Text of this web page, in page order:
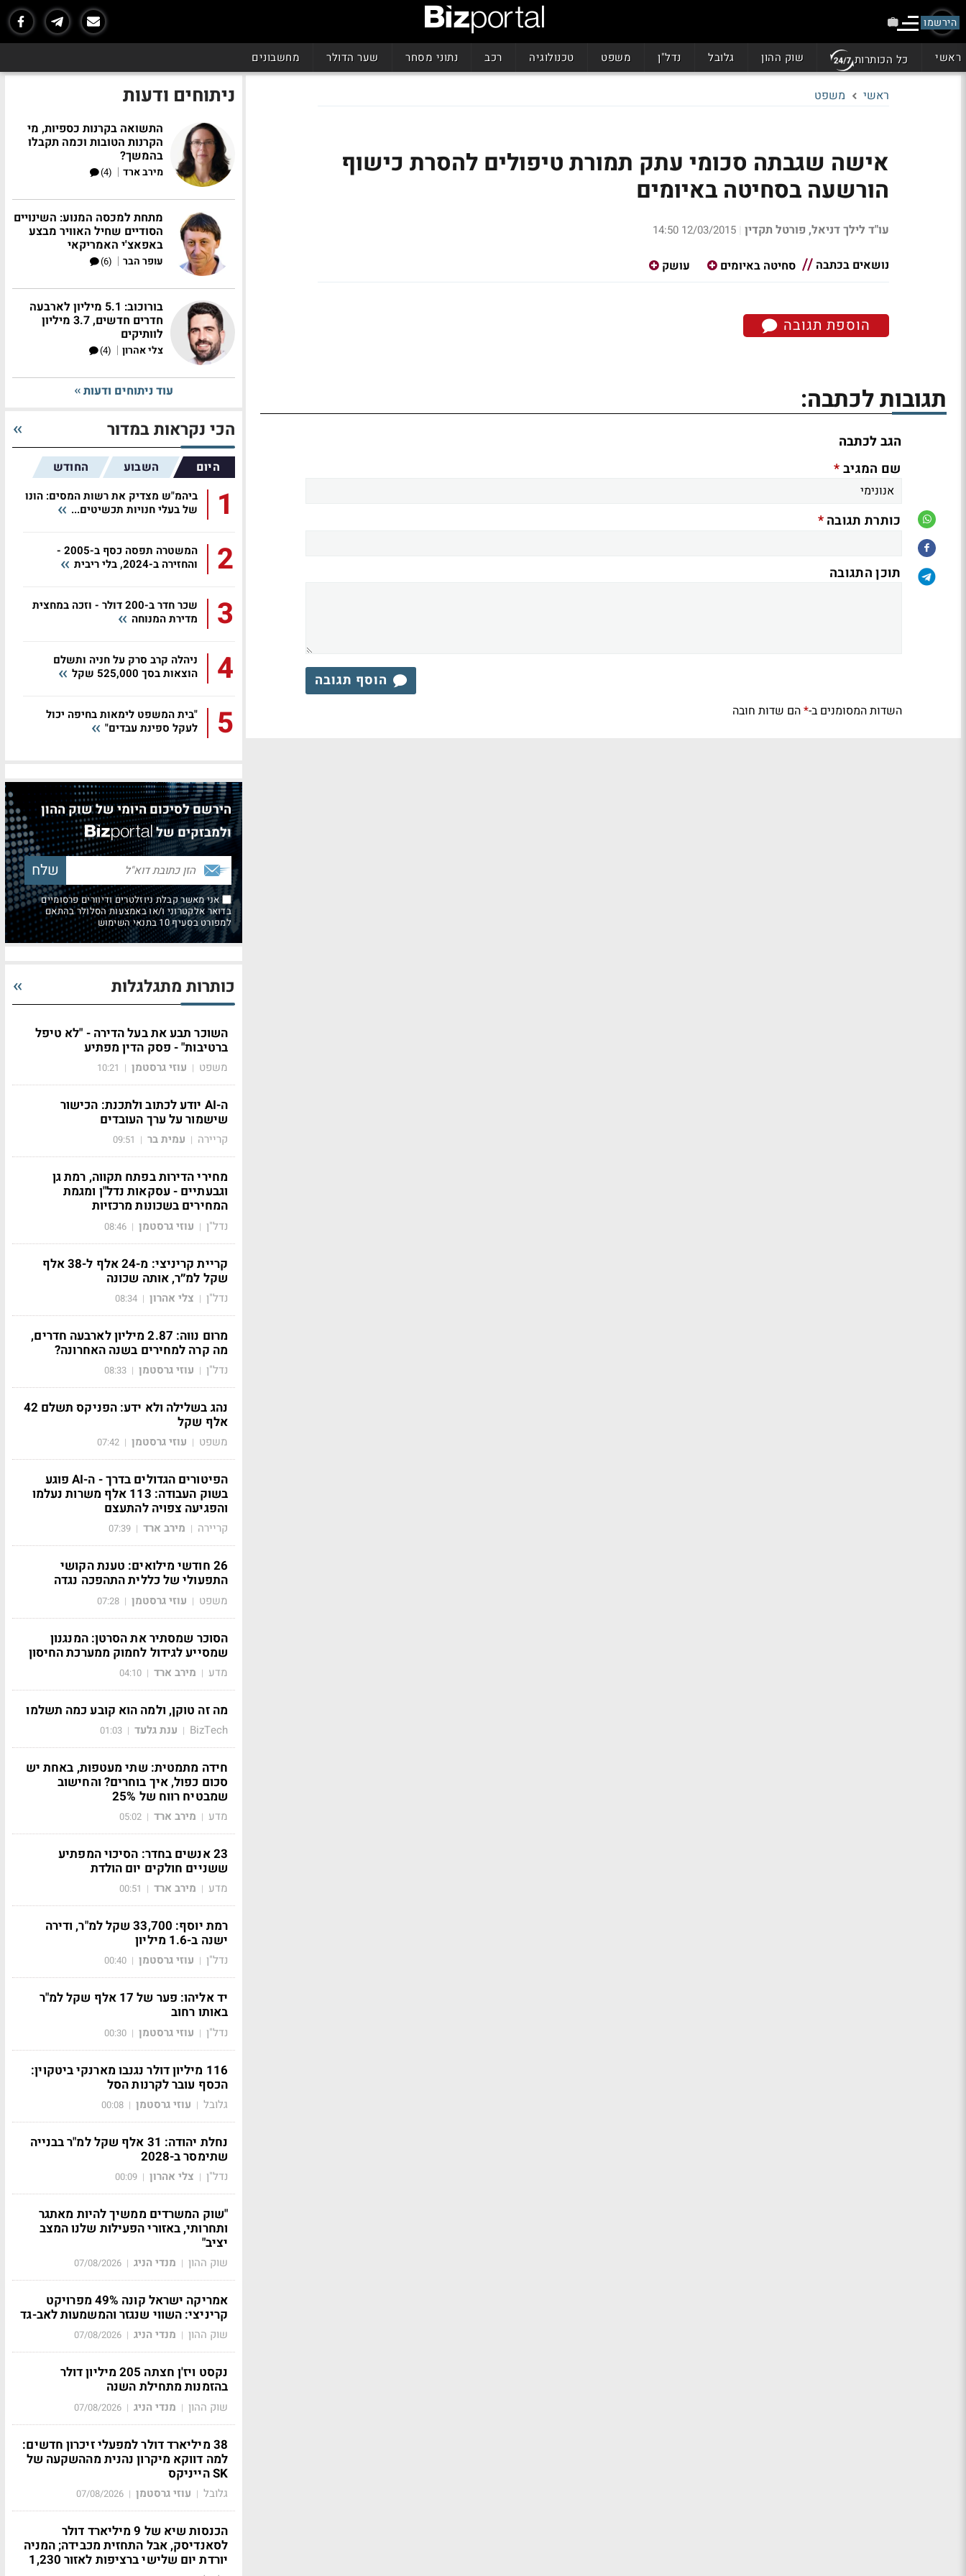
הירשמו
ראשי כל הכותרות שוק ההון גלובל נדל"ן משפט טכנולוגיה רכב נתוני מסחר שער הדולר מחשבונים
ראשי משפט
אישה שגבתה סכומי עתק תמורת טיפולים להסרת כישוף
הורשעה בסחיטה באיומים
עו"ד לילך דניאל, פורטל תקדין |
12/03/2015 14:50
נושאים בכתבה סחיטה באיומים עושק
הוספת תגובה
תגובות לכתבה:
הגב לכתבה
שם המגיב*
כותרת תגובה*
תוכן התגובה
הוסף תגובה
השדות המסומנים ב-*הם שדות חובה
ניתוחים ודעות
התשואה בקרנות כספיות, מי
הקרנות הטובות וכמה תקבלו
בהמשך?
מירב ארד |
(4)
מתחת למכסה המנוע: השינויים
הסודיים שחיל האוויר מבצע
באפאצ'י האמריקאי
עופר הבר |
(6)
בורוכוב: 5.1 מיליון לארבעה
חדרים חדשים, 3.7 מיליון
לוותיקים
צלי אהרון |
(4)
עוד ניתוחים ודעות
הכי נקראות במדור
היום השבוע החודש
1
ביהמ"ש מצדיק את רשות המסים: הונו
של בעלי חנויות תכשיטים...
2
המשטרה תפסה כסף ב-2005 -
והחזירה ב-2024, בלי ריבית
3
שכר חדר ב-200 דולר - וזכה במחצית
מדירת המנוחה
4
ניהלה קרב סרק על חניה ותשלם
הוצאות בסך 525,000 שקל
5
"בית המשפט לימאות בחיפה יכול
לעקל ספינת עבדים"
הירשם לסיכום היומי של שוק ההון
ולמבזקים של
אני מאשר קבלת ניוזלטרים ודיוורים פרסומיים
בדואר אלקטרוני ו/או באמצעות הסלולר בהתאם
למפורט בסעיף 10 בתנאי השימוש
כותרות מתגלגלות
השוכר תבע את בעל הדירה - "לא טיפל
ברטיבות" - פסק הדין מפתיע
משפט | עוזי גרסטמן |
10:21
ה-AI יודע לכתוב ולתכנת: הכישור
שישמור על ערך העובדים
קריירה | עמית בר |
09:51
מחירי הדירות בפתח תקווה, רמת גן
וגבעתיים - עסקאות נדל"ן ומגמת
המחירים בשכונות מרכזיות
נדל"ן | עוזי גרסטמן |
08:46
קריית קריניצי: מ-24 אלף ל-38 אלף
שקל למ״ר, אותה שכונה
נדל"ן | צלי אהרון |
08:34
מרום נווה: 2.87 מיליון לארבעה חדרים,
מה קרה למחירים בשנה האחרונה?
נדל"ן | עוזי גרסטמן |
08:33
נהג בשלילה ולא ידע: הפניקס תשלם 42
אלף שקל
משפט | עוזי גרסטמן |
07:42
הפיטורים הגדולים בדרך - ה-AI פוגע
בשוק העבודה: 113 אלף משרות נעלמו
והפגיעה צפויה להתעצם
קריירה | מירב ארד |
07:39
26 חודשי מילואים: טענת הקושי
התפעולי של כללית התהפכה נגדה
משפט | עוזי גרסטמן |
07:28
הסוכר שמסתיר את הסרטן: המנגנון
שמסייע לגידול לחמוק ממערכת החיסון
מדע | מירב ארד |
04:10
מה זה טוקן, ולמה הוא קובע כמה תשלמו
BizTech
| ענת גלעד |
01:03
חידה מתמטית: שתי מעטפות, באחת יש
סכום כפול, איך בוחרים? והחישוב
שמבטיח רווח של 25%
מדע | מירב ארד |
05:02
23 אנשים בחדר: הסיכוי המפתיע
ששניים חולקים יום הולדת
מדע | מירב ארד |
00:51
רמת יוסף: 33,700 שקל למ"ר, ודירה
ישנה ב-1.6 מיליון
נדל"ן | עוזי גרסטמן |
00:40
יד אליהו: פער של 17 אלף שקל למ"ר
באותו רחוב
נדל"ן | עוזי גרסטמן |
00:30
116 מיליון דולר נגנבו מארנקי ביטקוין:
הכסף עובר לקרנות הסל
גלובל | עוזי גרסטמן |
00:08
נחלת יהודה: 31 אלף שקל למ"ר בבנייה
שתימסר ב-2028
נדל"ן | צלי אהרון |
00:09
"שוק המשרדים ממשיך להיות מאתגר
ותחרותי, באזורי הפעילות שלנו המצב
יציב"
שוק ההון | מנדי הניג |
07/08/2026
אמריקה ישראל קונה 49% מפרויקט
קריניצי: השווי שנגזר והמשמעות לאב-גד
שוק ההון | מנדי הניג |
07/08/2026
נקסט ויז'ן חצתה 205 מיליון דולר
בהזמנות מתחילת השנה
שוק ההון | מנדי הניג |
07/08/2026
38 מיליארד דולר למפעלי זיכרון חדשים:
למה דווקא מיקרון נהנית מההשקעה של
SK הייניקס
גלובל | עוזי גרסטמן |
07/08/2026
הכנסות שיא של 9 מיליארד דולר
לסאנדיסק, אבל התחזית מכבידה; המניה
יורדת יום שלישי ברציפות לאזור 1,230